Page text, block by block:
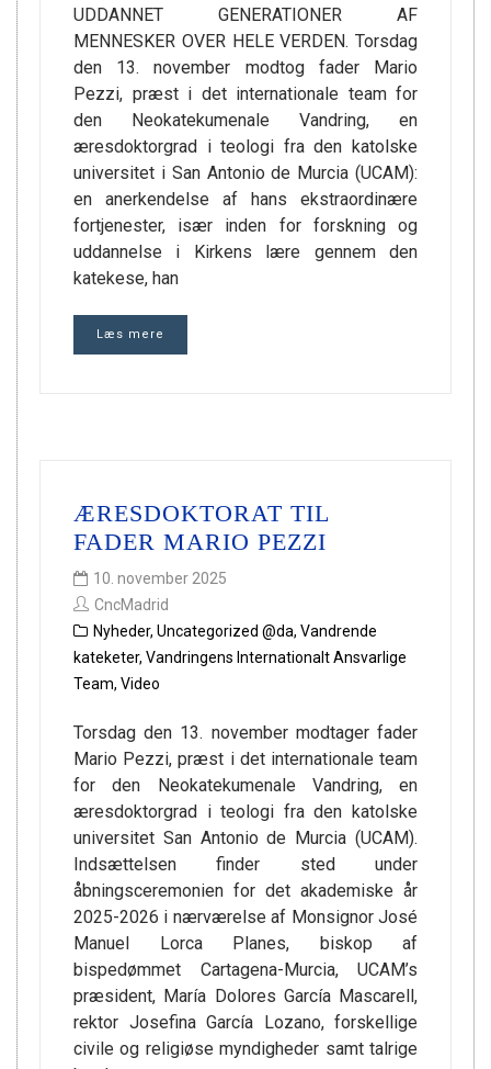
UDDANNET GENERATIONER AF
MENNESKER OVER HELE VERDEN. Torsdag
den 13. november modtog fader Mario
Pezzi, præst i det internationale team for
den Neokatekumenale Vandring, en
æresdoktorgrad i teologi fra den katolske
universitet i San Antonio de Murcia (UCAM):
en anerkendelse af hans ekstraordinære
fortjenester, især inden for forskning og
uddannelse i Kirkens lære gennem den
katekese, han
Læs mere
ÆRESDOKTORAT TIL
FADER MARIO PEZZI
10. november 2025
CncMadrid
Nyheder, Uncategorized @da, Vandrende
kateketer, Vandringens Internationalt Ansvarlige
Team, Video
Torsdag den 13. november modtager fader
Mario Pezzi, præst i det internationale team
for den Neokatekumenale Vandring, en
æresdoktorgrad i teologi fra den katolske
universitet San Antonio de Murcia (UCAM).
Indsættelsen finder sted under
åbningsceremonien for det akademiske år
2025-2026 i nærværelse af Monsignor José
Manuel Lorca Planes, biskop af
bispedømmet Cartagena-Murcia, UCAM’s
præsident, María Dolores García Mascarell,
rektor Josefina García Lozano, forskellige
civile og religiøse myndigheder samt talrige